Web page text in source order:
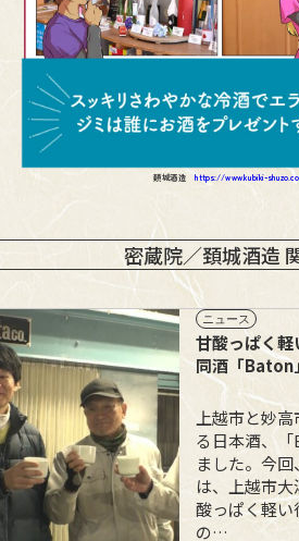
頚城酒造 https://www.kubiki-
密蔵院／頚城酒造
ニュース
甘酸っぱく
同酒「
上越市と妙
る日本酒、
ました。今
は、上越市
酸っぱく軽い
の…